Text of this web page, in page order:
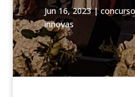
Jun 16, 2023|
innovas